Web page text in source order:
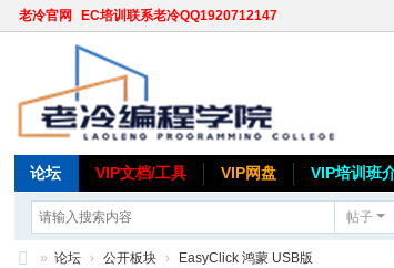
老冷官网 EC培训联系老冷QQ1920712147
论坛 VIP文档/工具 VIP网盘 VIP培训班
帖子
» 论坛 › 公开板块 › EasyClick 鸿蒙 USB版